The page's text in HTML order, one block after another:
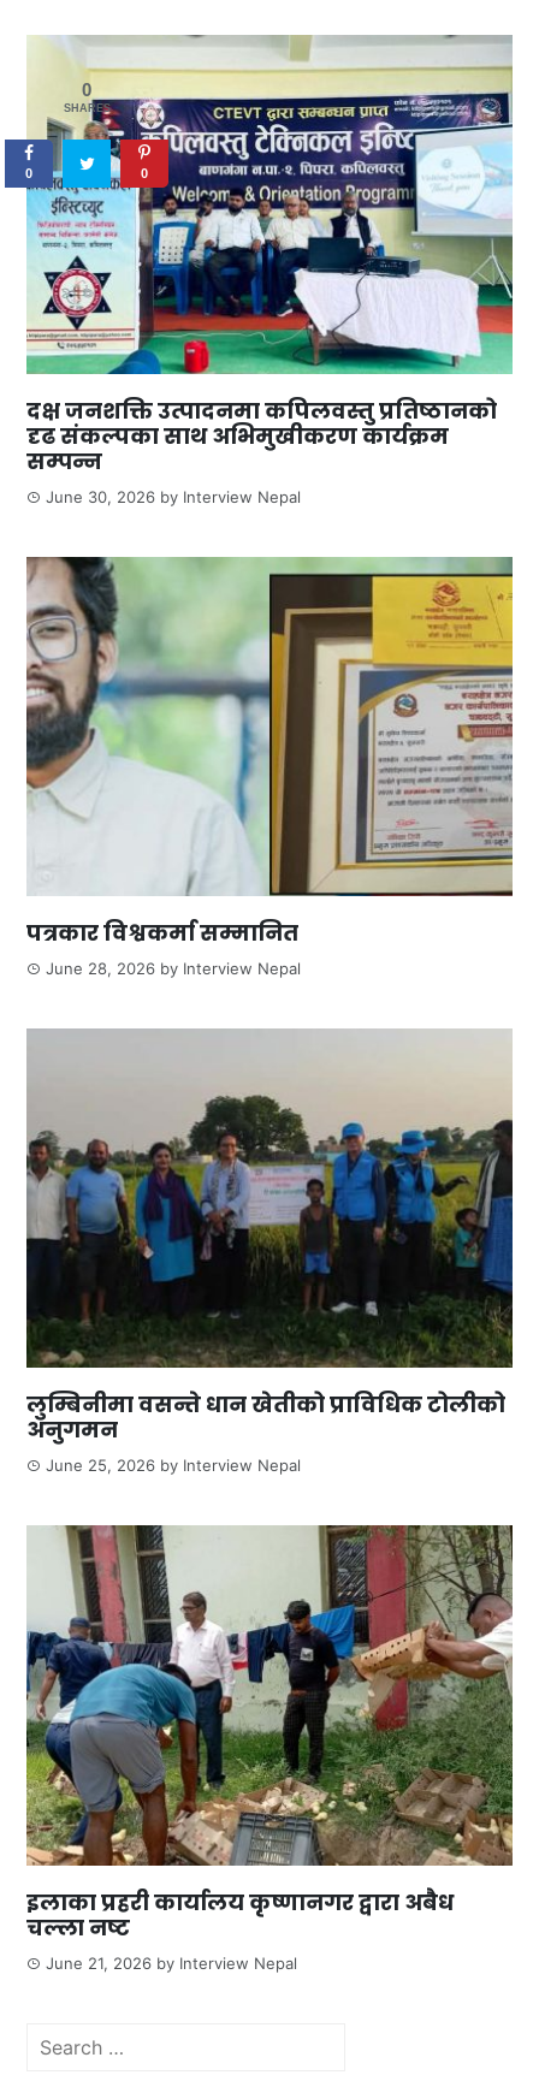
दक्ष जनशक्ति उत्पादनमा कपिलवस्तु प्रतिष्ठानको
दृढ संकल्पका साथ अभिमुखीकरण कार्यक्रम
सम्पन्न
June 30, 2026 by Interview Nepal
पत्रकार विश्वकर्मा सम्मानित
June 28, 2026 by Interview Nepal
लुम्बिनीमा वसन्ते धान खेतीको प्राविधिक टोलीको
अनुगमन
June 25, 2026 by Interview Nepal
इलाका प्रहरी कार्यालय कृष्णानगर द्वारा अबैध
चल्ला नष्ट
June 21, 2026 by Interview Nepal
Search
0
SHARES
0 0